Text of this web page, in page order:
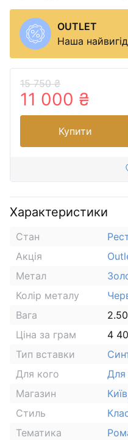
OUTLET
Наша
15 750 ₴
11 000 ₴
Купити
Характеристики
Стан
Акція
Метал
Колір металу
Вага
Ціна за грам
4
Тип вставки
Для кого
Для
Магазин
Стиль
Тематика